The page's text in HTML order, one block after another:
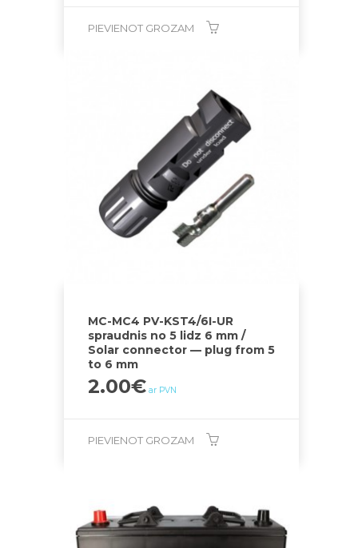
PIEVIENOT GROZAM
MC-MC4 PV-KST4/6I-UR
spraudnis no 5 lidz 6 mm /
Solar connector — plug from 5
to 6 mm
2.00€ ar PVN
PIEVIENOT GROZAM